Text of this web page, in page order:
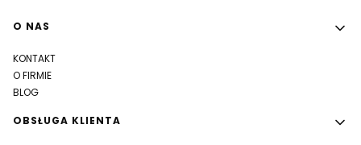
Linki w stopce
O NAS
KONTAKT
O FIRMIE
BLOG
OBSŁUGA KLIENTA